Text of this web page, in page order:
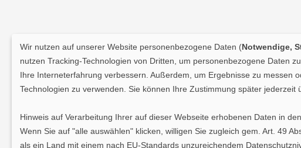
Wir nutzen auf unserer Website personenbezogene Daten (Notwendige,
nutzen Tracking-Technologien von Dritten, um personenbezogene Daten
Ihre Interneterfahrung verbessern. Außerdem, um Ergebnisse zu messen
Technologien zu verwenden. Sie können Ihre Zustimmung später jederzeit
Hinweis auf Verarbeitung Ihrer auf dieser Webseite erhobenen Daten in
Wenn Sie auf "alle auswählen" klicken, willigen Sie zugleich gem. Art. 49
als ein Land mit einem nach EU-Standards unzureichendem